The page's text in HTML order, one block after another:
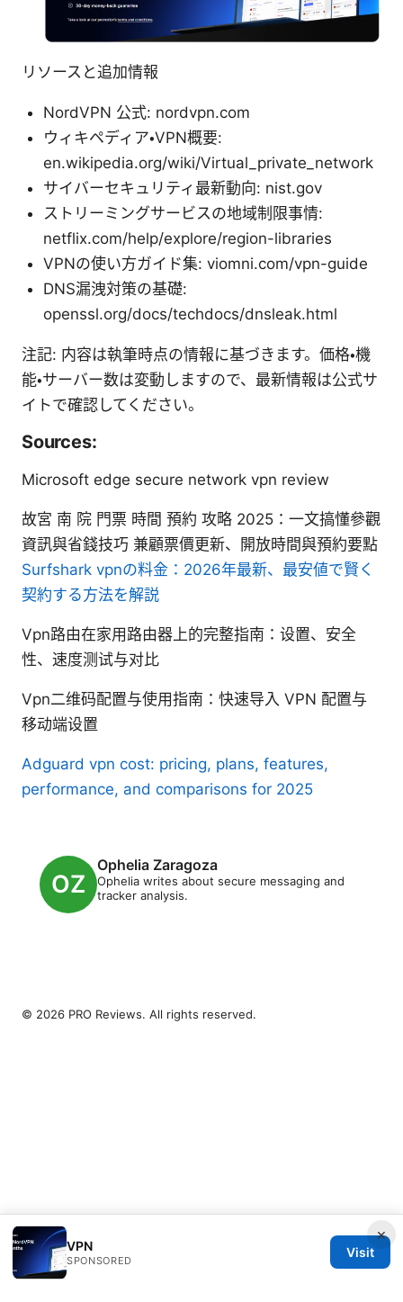
リソースと追加情報
NordVPN 公式: nordvpn.com
ウィキペディア・VPN概要:
en.wikipedia.org/wiki/Virtual_private_network
サイバーセキュリティ最新動向: nist.gov
ストリーミングサービスの地域制限事情:
netflix.com/help/explore/region-libraries
VPNの使い方ガイド集: viomni.com/vpn-guide
DNS漏洩対策の基礎:
openssl.org/docs/techdocs/dnsleak.html
注記: 内容は執筆時点の情報に基づきます。価格・機
能・サーバー数は変動しますので、最新情報は公式サ
イトで確認してください。
Sources:
Microsoft edge secure network vpn review
故宮 南 院 門票 時間 預約 攻略 2025：一文搞懂參觀
資訊與省錢技巧 兼顧票價更新、開放時間與預約要點
Surfshark vpnの料金：2026年最新、最安値で賢く
契約する方法を解説
Vpn路由在家用路由器上的完整指南：设置、安全
性、速度测试与对比
Vpn二维码配置与使用指南：快速导入 VPN 配置与
移动端设置
Adguard vpn cost: pricing, plans, features,
performance, and comparisons for 2025
Ophelia Zaragoza
Ophelia writes about secure messaging and
tracker analysis.
×
VPN
SPONSORED
Visit
© 2026 PRO Reviews. All rights reserved.